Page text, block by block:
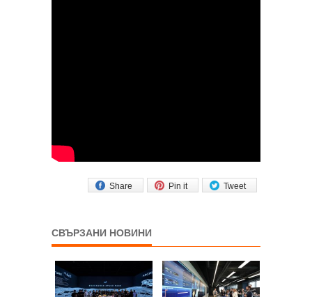
Tweet
Pin it
Share
СВЪРЗАНИ НОВИНИ